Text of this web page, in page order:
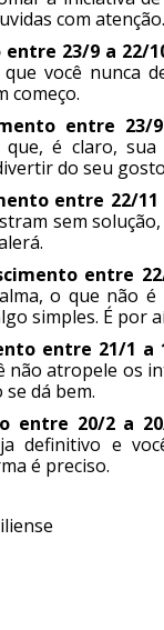
com atenção.
entre 23/9 a 22/
você nunca
começo.
entre 23/
que, é claro,
do seu
entre 22/
sem
entre
o que não
simples. É por
entre 21/1 a
não atropele os
dá bem.
entre 20/2 a
definitivo e
é preciso.